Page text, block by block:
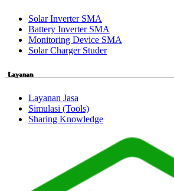
Solar Inverter SMA
Battery Inverter SMA
Monitoring Device SMA
Solar Charger Studer
Layanan
Layanan Jasa
Simulasi (Tools)
Sharing Knowledge